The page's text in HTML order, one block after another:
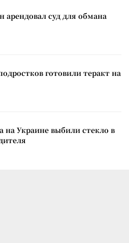
арендовал суд для обмана
готовили теракт на
на Украине выбили стекло в